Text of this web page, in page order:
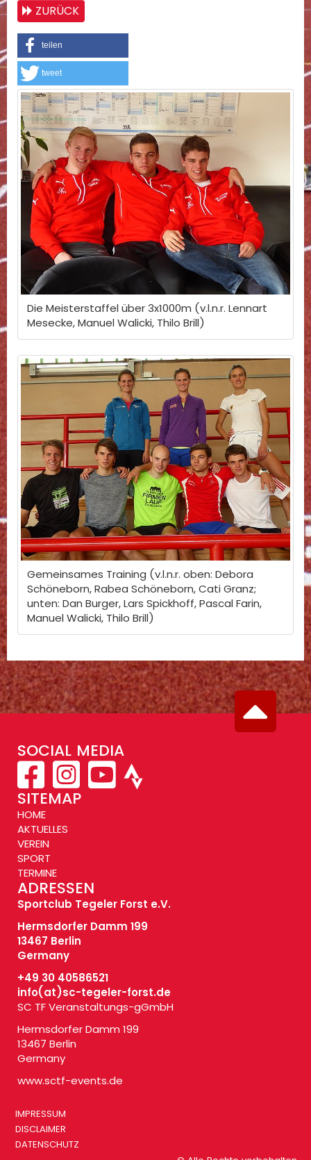
ZURÜCK
teilen
tweet
Die Meisterstaffel über 3x1000m (v.l.n.r. Lennart
Mesecke, Manuel Walicki, Thilo Brill)
Gemeinsames Training (v.l.n.r. oben: Debora
Schöneborn, Rabea Schöneborn, Cati Granz;
unten: Dan Burger, Lars Spickhoff, Pascal Farin,
Manuel Walicki, Thilo Brill)
SOCIAL MEDIA
SITEMAP
HOME
AKTUELLES
VEREIN
SPORT
TERMINE
ADRESSEN
Sportclub Tegeler Forst e.V.
Hermsdorfer Damm 199
13467 Berlin
Germany
+49 30 40586521
info(at)sc-tegeler-forst.de
SC TF Veranstaltungs-gGmbH
Hermsdorfer Damm 199
13467 Berlin
Germany
www.sctf-events.de
IMPRESSUM
DISCLAIMER
DATENSCHUTZ